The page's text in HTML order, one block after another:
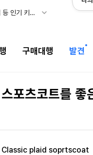
프리미엄 반다이) 원피스 3주년 카드 프리오더 오픈! (인기 상품은 품절·재입고 반복)
줌바웨어 뉴드랍! 올여름 가장 핫한 핑크 컬렉션 런칭
구매대행 발견
포츠코트를
Classic plaid soprtscoat